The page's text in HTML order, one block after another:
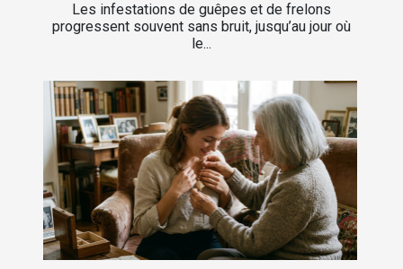
Les infestations de guêpes et de frelons
progressent souvent sans bruit, jusqu’au jour où
le...